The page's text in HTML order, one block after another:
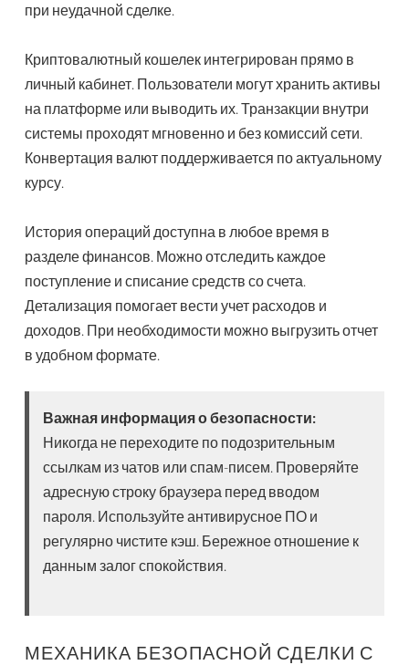
при неудачной сделке.
Криптовалютный кошелек интегрирован прямо в
личный кабинет. Пользователи могут хранить активы
на платформе или выводить их. Транзакции внутри
системы проходят мгновенно и без комиссий сети.
Конвертация валют поддерживается по актуальному
курсу.
История операций доступна в любое время в
разделе финансов. Можно отследить каждое
поступление и списание средств со счета.
Детализация помогает вести учет расходов и
доходов. При необходимости можно выгрузить отчет
в удобном формате.
Важная информация о безопасности:
Никогда не переходите по подозрительным
ссылкам из чатов или спам-писем. Проверяйте
адресную строку браузера перед вводом
пароля. Используйте антивирусное ПО и
регулярно чистите кэш. Бережное отношение к
данным залог спокойствия.
МЕХАНИКА БЕЗОПАСНОЙ СДЕЛКИ С